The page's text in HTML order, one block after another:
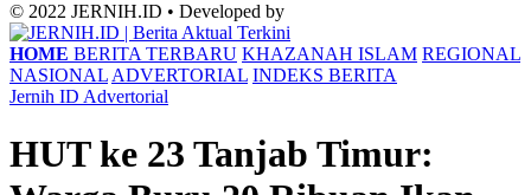
© 2022 JERNIH.ID • Developed by
HOME BERITA TERBARU KHAZANAH ISLAM REGIONAL
NASIONAL ADVERTORIAL INDEKS BERITA
Jernih ID Advertorial
HUT ke 23 Tanjab Timur: